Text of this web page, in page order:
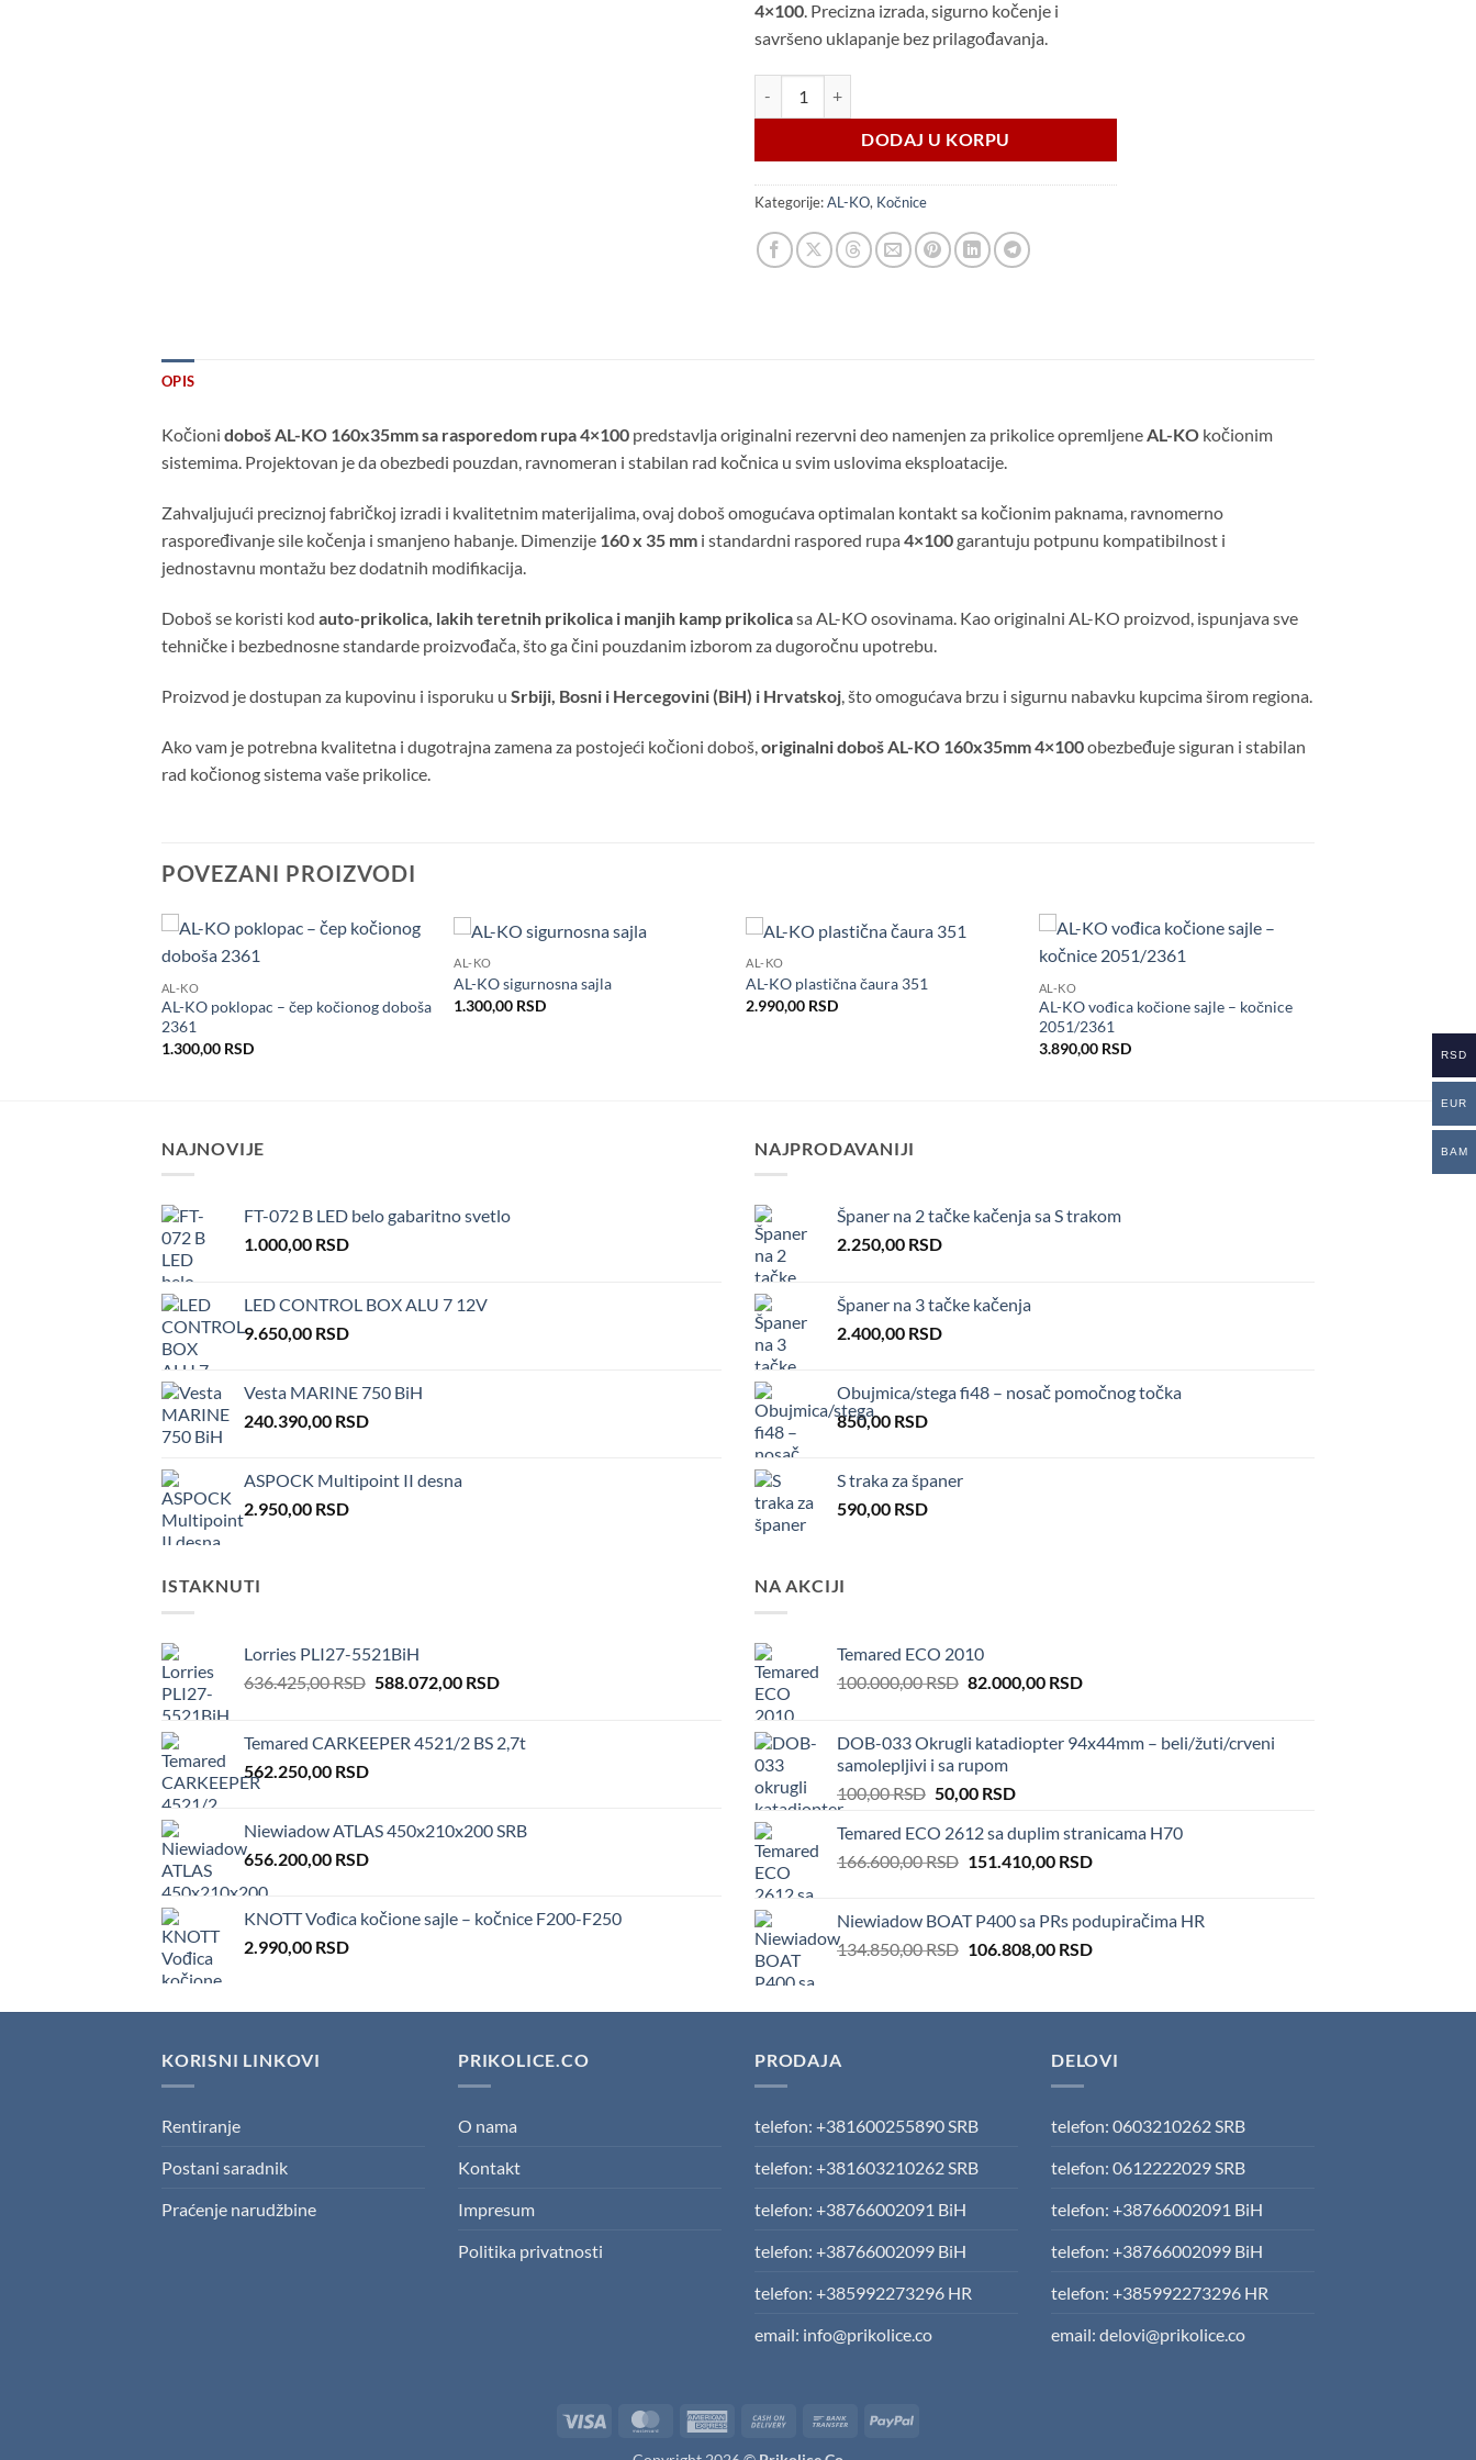
4×100 . Precizna izrada, sigurno kočenje i
savršeno uklapanje bez prilagođavanja.
DODAJ U KORPU
Kategorije:AL-KO, Kočnice
OPIS
Kočioni doboš AL-KO 160x35mm sa rasporedom rupa 4×100 predstavlja originalni rezervni deo namenjen za prikolice opremljeneAL-KO kočionim
sistemima. Projektovan je da obezbedi pouzdan, ravnomeran i stabilan rad kočnica u svim uslovima eksploatacije.
Zahvaljujući preciznoj fabričkoj izradi i kvalitetnim materijalima, ovaj doboš omogućava optimalan kontakt sa kočionim paknama, ravnomerno
raspoređivanje sile kočenja i smanjeno habanje. Dimenzije 160 x 35 mm i standardni raspored rupa 4×100garantuju potpunu kompatibilnost i
jednostavnu montažu bez dodatnih modifikacija.
Doboš se koristi kod auto-prikolica, lakih teretnih prikolica i manjih kamp prikolicasa AL-KO osovinama. Kao originalni AL-KO proizvod, ispunjava sve
tehničke i bezbednosne standarde proizvođača, što ga čini pouzdanim izborom za dugoročnu upotrebu.
Proizvod je dostupan za kupovinu i isporuku u Srbiji, Bosni i Hercegovini (BiH) i Hrvatskoj, što omogućava brzu i sigurnu nabavku kupcima širom regiona.
Ako vam je potrebna kvalitetna i dugotrajna zamena za postojeći kočioni doboš, originalni doboš AL-KO 160x35mm 4×100obezbeđuje siguran i stabilan
rad kočionog sistema vaše prikolice.
POVEZANI PROIZVODI
želja
AL-KO
AL-KO poklopac – čep kočionog doboša
2361
1.300,00 RSD
AL-KO
AL-KO sigurnosna sajla
1.300,00 RSD
AL-KO
AL-KO plastična čaura 351
2.990,00 RSD
želja
AL-KO
AL-KO vođica kočione sajle – kočnice
2051/2361
3.890,00 RSD
NAJNOVIJE
FT-072 B LED belo gabaritno svetlo
1.000,00 RSD
LED CONTROL BOX ALU 7 12V
9.650,00 RSD
Vesta MARINE 750 BiH
240.390,00 RSD
ASPOCK Multipoint II desna
2.950,00 RSD
NAJPRODAVANIJI
Španer na 2 tačke kačenja sa S trakom
2.250,00 RSD
Španer na 3 tačke kačenja
2.400,00 RSD
Obujmica/stega fi48 – nosač pomočnog točka
850,00 RSD
S traka za španer
590,00 RSD
ISTAKNUTI
Lorries PLI27-5521BiH
636.425,00RSD Original
636.425,00 RSD.
588.072,00 RSDCurrent
588.072,00 RSD.
Temared CARKEEPER 4521/2 BS 2,7t
562.250,00 RSD
Niewiadow ATLAS 450x210x200 SRB
656.200,00 RSD
KNOTT Vođica kočione sajle – kočnice F200-F250
2.990,00 RSD
NA AKCIJI
Temared ECO 2010
100.000,00RSD Original
100.000,00 RSD.
82.000,00 RSDCurrent
82.000,00 RSD.
DOB-033 Okrugli katadiopter 94x44mm – beli/žuti/crveni
samolepljivi i sa rupom
100,00RSD Original
was:
100,00 RSD.
50,00 RSDCurrent
is:
50,00 RSD.
Temared ECO 2612 sa duplim stranicama H70
166.600,00RSD Original
166.600,00 RSD.
151.410,00 RSDCurrent
151.410,00 RSD.
Niewiadow BOAT P400 sa PRs podupiračima HR
134.850,00RSD Original
134.850,00 RSD.
106.808,00 RSDCurrent
106.808,00 RSD.
KORISNI LINKOVI
Rentiranje
Postani saradnik
Praćenje narudžbine
PRIKOLICE.CO
O nama
Kontakt
Impresum
Politika privatnosti
PRODAJA
telefon: +381600255890 SRB
telefon: +381603210262 SRB
telefon: +38766002091 BiH
telefon: +38766002099 BiH
telefon: +385992273296 HR
email: info@prikolice.co
DELOVI
telefon: 0603210262 SRB
telefon: 0612222029 SRB
telefon: +38766002091 BiH
telefon: +38766002099 BiH
telefon: +385992273296 HR
email: delovi@prikolice.co
Visa MasterCardAmerican
Cash
Bank
PayPal
RSD
EUR
BAM